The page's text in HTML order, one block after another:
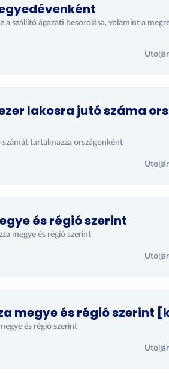
a szállító ágazati besorolása, valamint a
lakosra jutó száma
tartalmazza országonként
és régió szerint
megye és régió szerint
megye és régió szerint
és régió szerint